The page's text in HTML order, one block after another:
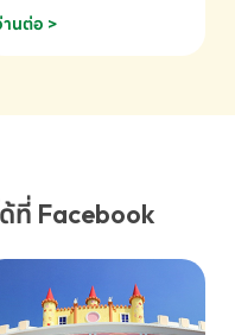
691910
นต่อ >
ที่ Facebook